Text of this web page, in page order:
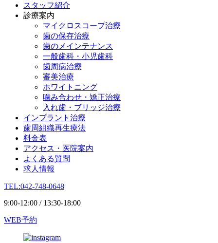
スタッフ紹介
診療案内
マイクロスコープ治療
歯の保存治療
歯のメインテナンス
一般歯科・小児歯科
歯周病治療
審美治療
ホワイトニング
噛み合わせ・矯正治療
入れ歯・ブリッジ治療
インプラント治療
歯周組織再生療法
料金表
アクセス・医院案内
よくある質問
求人情報
TEL:042-748-0648
9:00-12:00 / 13:30-18:00
WEB予約